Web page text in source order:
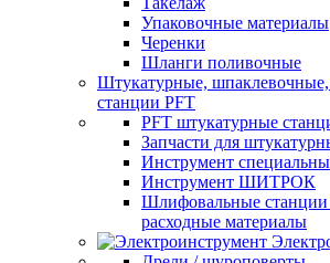
Упаковочные материалы
Черенки
Шланги поливочные
Штукатурные,
станции PFT
PFT штукатурные
Запчасти для
Инструмент
Инструмент ШИТРОК
Шлифовальные
расходные материалы